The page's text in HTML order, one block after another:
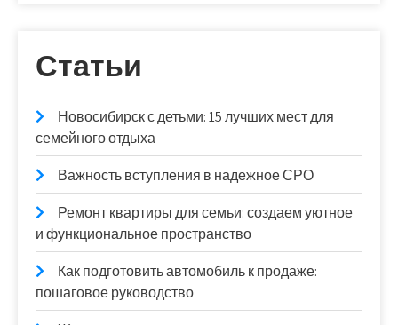
Статьи
Новосибирск с детьми: 15 лучших мест для
семейного отдыха
Важность вступления в надежное СРО
Ремонт квартиры для семьи: создаем уютное
и функциональное пространство
Как подготовить автомобиль к продаже:
пошаговое руководство